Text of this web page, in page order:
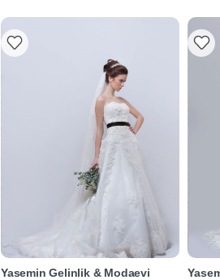
Yasemin Gelinlik & Modaevi